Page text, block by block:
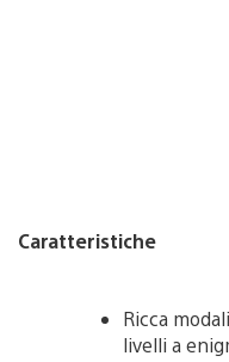
Caratteristiche
Ricca
livelli a